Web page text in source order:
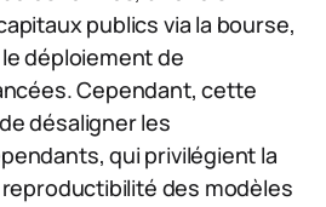
publics via la bourse,
déploiement de
Cependant, cette
désaligner les
qui privilégient la
des modèles